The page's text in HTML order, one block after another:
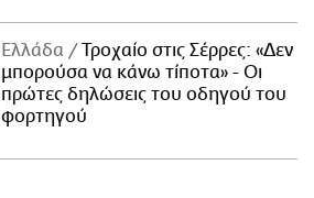
Ελλάδα
Τροχαίο στις Σέρρες: «Δεν
μπορούσα να κάνω τίποτα» - Οι
πρώτες δηλώσεις του οδηγού του
φορτηγού